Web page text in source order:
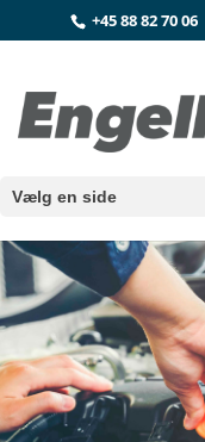
+45 88 82 70 06
Vælg en side